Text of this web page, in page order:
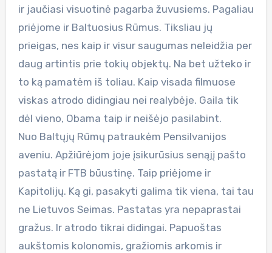
ir jaučiasi visuotinė pagarba žuvusiems. Pagaliau
priėjome ir Baltuosius Rūmus. Tiksliau jų
prieigas, nes kaip ir visur saugumas neleidžia per
daug artintis prie tokių objektų. Na bet užteko ir
to ką pamatėm iš toliau. Kaip visada filmuose
viskas atrodo didingiau nei realybėje. Gaila tik
dėl vieno, Obama taip ir neišėjo pasilabint.
Nuo Baltųjų Rūmų patraukėm Pensilvanijos
aveniu. Apžiūrėjom joje įsikurūsius senąjį pašto
pastatą ir FTB būustinę. Taip priėjome ir
Kapitolijų. Ką gi, pasakyti galima tik viena, tai tau
ne Lietuvos Seimas. Pastatas yra nepaprastai
gražus. Ir atrodo tikrai didingai. Papuoštas
aukštomis kolonomis, gražiomis arkomis ir